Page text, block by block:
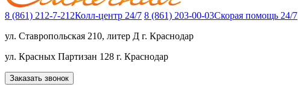
8 (861) 212-7-212Колл-центр 24/7 8 (861) 203-00-03Скорая помощь 24/7
ул. Ставропольская 210, литер Д г. Краснодар
ул. Красных Партизан 128 г. Краснодар
Заказать звонок